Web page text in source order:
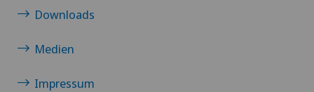
Downloads
Medien
Impressum